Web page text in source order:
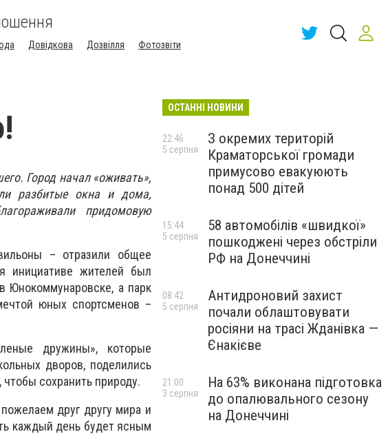
Довідкова Дозвілля Фотозвіти
Город начал «оживать»,
разбитые окна и дома,
придомовую
– отразили общее
инициативе жителей был
Юнокоммунаровске, а парк
юных спортсменов –
дружины», которые
дворов, поделились
сохранить природу.
друг другу мира и
каждый день будет ясным
ОСТАННІ НОВИНИ
З окремих територій
Краматорської громади
примусово евакуюють
понад 500 дітей
22:46
5 серпня
58 автомобілів «швидкої»
пошкоджені через обстріли
РФ на Донеччині
15:44
5 серпня
Антидроновий захист
почали облаштовувати
росіяни на трасі Жданівка —
Єнакієве
08:42
5 серпня
На 63% виконана підготовка
до опалювального сезону
на Донеччині
21:00
3 серпня